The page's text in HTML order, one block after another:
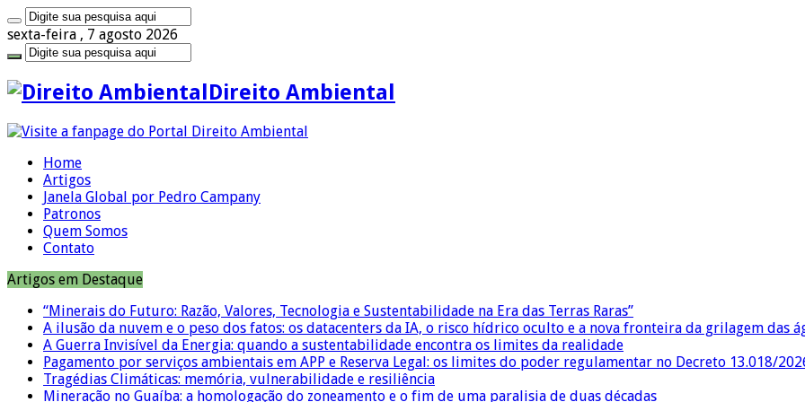
sexta-feira , 7 agosto 2026
Direito Ambiental
Home
Artigos
Janela Global por Pedro Campany
Patronos
Quem Somos
Contato
Artigos em Destaque
“Minerais do Futuro: Razão, Valores, Tecnologia e Sustentabilidade na Era das Terras Raras”
A ilusão da nuvem e o peso dos fatos: os datacenters da IA, o risco hídrico oculto e a nova fronteira da grilagem das
A Guerra Invisível da Energia: quando a sustentabilidade encontra os limites da realidade
Pagamento por serviços ambientais em APP e Reserva Legal: os limites do poder regulamentar no Decreto 13.018/
Tragédias Climáticas: memória, vulnerabilidade e resiliência
Mineração no Guaíba: a homologação do zoneamento e o fim de uma paralisia de duas décadas